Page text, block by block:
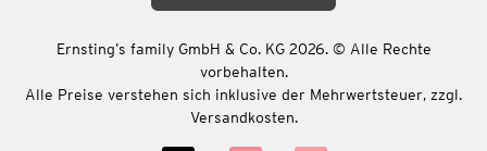
Ernsting’s family GmbH & Co. KG 2026. © Alle Rechte
vorbehalten.
Alle Preise verstehen sich inklusive der Mehrwertsteuer, zzgl.
Versandkosten.